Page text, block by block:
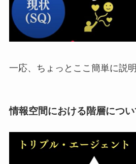
一応、ちょっとここ簡単に説
情報空間における階層につい